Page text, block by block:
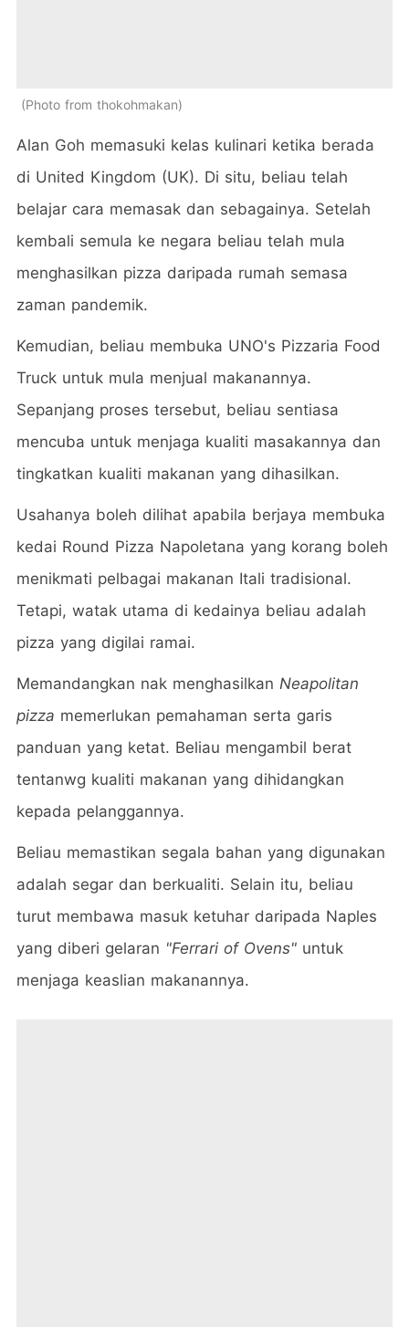
Photo from thokohmakan
Alan Goh memasuki kelas kulinari ketika berada
di United Kingdom (UK). Di situ, beliau telah
belajar cara memasak dan sebagainya. Setelah
kembali semula ke negara beliau telah mula
menghasilkan pizza daripada rumah semasa
zaman pandemik.
Kemudian, beliau membuka UNO's Pizzaria Food
Truck untuk mula menjual makanannya.
Sepanjang proses tersebut, beliau sentiasa
mencuba untuk menjaga kualiti masakannya dan
tingkatkan kualiti makanan yang dihasilkan.
Usahanya boleh dilihat apabila berjaya membuka
kedai Round Pizza Napoletana yang korang boleh
menikmati pelbagai makanan Itali tradisional.
Tetapi, watak utama di kedainya beliau adalah
pizza yang digilai ramai.
Memandangkan nak menghasilkan Neapolitan
pizza memerlukan pemahaman serta garis
panduan yang ketat. Beliau mengambil berat
tentanwg kualiti makanan yang dihidangkan
kepada pelanggannya.
Beliau memastikan segala bahan yang digunakan
adalah segar dan berkualiti. Selain itu, beliau
turut membawa masuk ketuhar daripada Naples
yang diberi gelaran "Ferrari of Ovens" untuk
menjaga keaslian makanannya.